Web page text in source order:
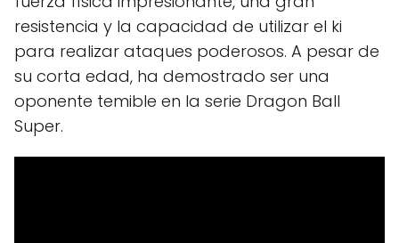
resistencia y la capacidad de utilizar el ki
para realizar ataques poderosos. A pesar de
su corta edad, ha demostrado ser una
oponente temible en la serie Dragon Ball
Super.